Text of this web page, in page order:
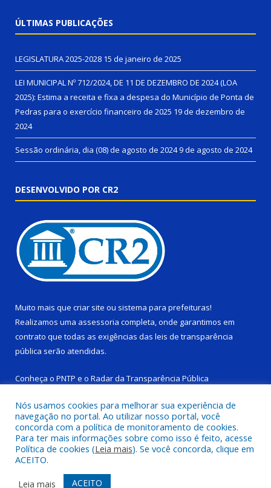
ÚLTIMAS PUBLICAÇÕES
LEGISLATURA 2025-2028 15 de janeiro de 2025
LEI MUNICIPAL Nº 712/2024, DE 11 DE DEZEMBRO DE 2024 (LOA
2025): Estima a receita e fixa a despesa do Município de Ponta de
Pedras para o exercício financeiro de 2025 19 de dezembro de
2024
Sessão ordinária, dia (08) de agosto de 20249 de agosto de 2024
DESENVOLVIDO POR CR2
Muito mais que criar site ou sistema para prefeituras!
Realizamos uma assessoria completa, onde garantimos em
contrato que todas as exigências das leis de transparência
pública serão atendidas.
Conheça o PNTP e o Radar da Transparência Pública
Todos os direitos reservados a Câmara Municipal de Ponta de
Pedras.
Mapa do Site Acessar Área Administrativa
Nós usamos cookies para melhorar sua experiência de
navegação no portal. Ao utilizar nosso portal, você
concorda com a política de monitoramento de cookies.
Para ter mais informações sobre como isso é feito, acesse
Política de cookies (Leia mais). Se você concorda, clique em
ACEITO.
Leia mais
ACEITO